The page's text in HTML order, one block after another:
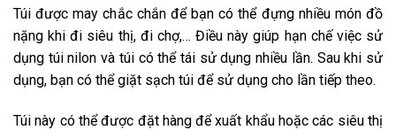
Túi được may chắc chắn để bạn có thể đựng nhiều món đồ
nặng khi đi siêu thị, đi chợ,… Điều này giúp hạn chế việc sử
dụng túi nilon và túi có thể tái sử dụng nhiều lần. Sau khi sử
dụng, bạn có thể giặt sạch túi để sử dụng cho lần tiếp theo.
Túi này có thể được đặt hàng để xuất khẩu hoặc các siêu thị